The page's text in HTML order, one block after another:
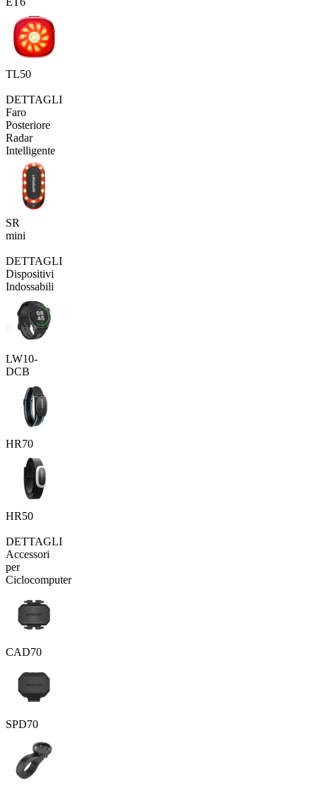
TL50
DETTAGLI
Faro
Posteriore
Radar
Intelligente
SR
mini
DETTAGLI
Dispositivi
Indossabili
LW10-
DCB
HR70
HR50
DETTAGLI
Accessori
per
Ciclocomputer
CAD70
SPD70